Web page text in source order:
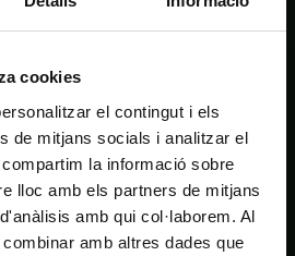
cookies
el contingut i els
de mitjans socials i analitzar el
la informació sobre
lloc amb els partners de mitjans
amb qui col·laborem. Al
amb altres dades que